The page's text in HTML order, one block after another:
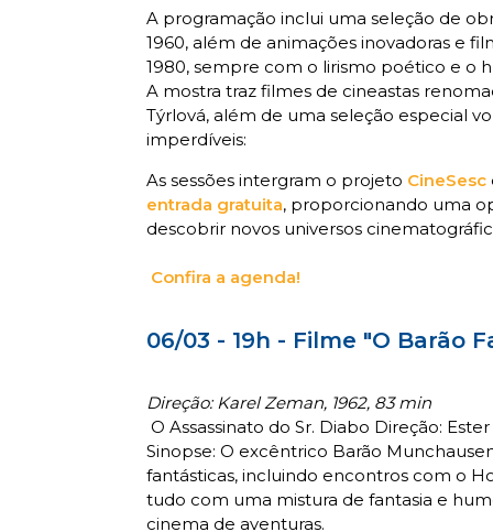
A programação inclui uma seleção de
1960, além de animações inovadoras e
1980, sempre com o lirismo poético e o
A mostra traz filmes de cineastas
Týrlová, além de uma seleção especial
imperdíveis:
As sessões intergram o projeto CineSesc
entrada gratuita, proporcionando uma
descobrir novos universos
Confira a agenda!
06/03 - 19h - Filme "O Barão
Direção: Karel Zeman, 1962, 83 min
O Assassinato do Sr. Diabo Direção:
Sinopse: O excêntrico Barão
fantásticas, incluindo encontros com o
tudo com uma mistura de fantasia e
cinema de aventuras.